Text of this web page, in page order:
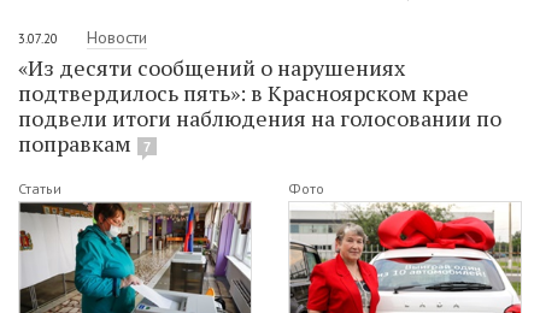
3.07.20 Новости
«Из десяти сообщений о нарушениях
подтвердилось пять»: в Красноярском крае
подвели итоги наблюдения на голосовании по
поправкам
7
Статьи Фото